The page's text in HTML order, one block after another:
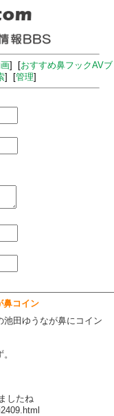
] [おすすめ鼻フックAVブ
] [管理]
鼻コイン
田ゆうなが鼻にコイン
したね